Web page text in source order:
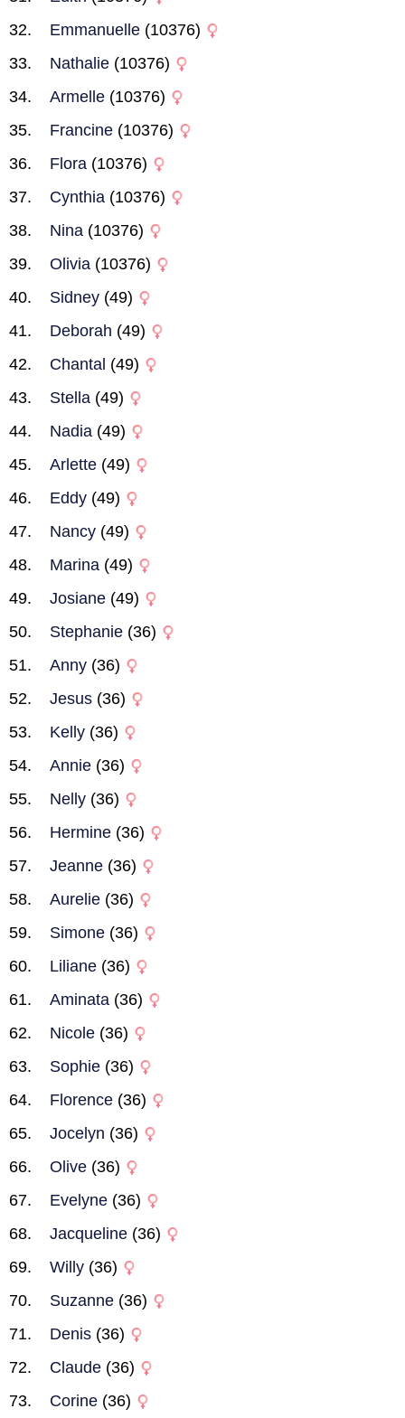
Emmanuelle (10376)
Nathalie (10376)
Armelle (10376)
Francine (10376)
Flora (10376)
Cynthia (10376)
Nina (10376)
Olivia (10376)
Sidney (49)
Deborah (49)
Chantal (49)
Stella (49)
Nadia (49)
Arlette (49)
Eddy (49)
Nancy (49)
Marina (49)
Josiane (49)
Stephanie (36)
Anny (36)
Jesus (36)
Kelly (36)
Annie (36)
Nelly (36)
Hermine (36)
Jeanne (36)
Aurelie (36)
Simone (36)
Liliane (36)
Aminata (36)
Nicole (36)
Sophie (36)
Florence (36)
Jocelyn (36)
Olive (36)
Evelyne (36)
Jacqueline (36)
Willy (36)
Suzanne (36)
Denis (36)
Claude (36)
Corine (36)